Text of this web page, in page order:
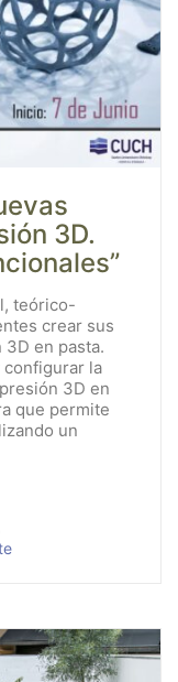
3D.
teórico-
crear sus
en pasta.
configurar la
3D en
que permite
un